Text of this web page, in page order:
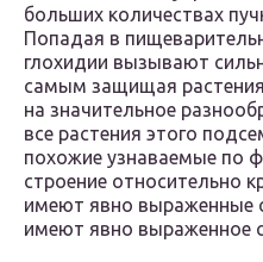
больших количествах
Попадая в
глохидии вызывают
самым защищая
на значительное
все растения этого
похожие узнаваемые по
строение относительно
имеют явно выраженные
имеют явно выраженное